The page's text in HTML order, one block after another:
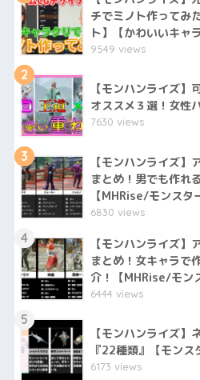
チでミノト作ってみ
ト】【かわいいキャ
9549 views
2
【モンハンライズ】
オススメ３選！女性
7630 views
3
【モンハンライズ
まとめ！男でも作れ
【MHRise/モンスタ
6830 views
4
【モンハンライズ
まとめ！女キャラで
介！【MHRise/モン
6444 views
5
【モンハンライズ】
『22種類』【モンス
6173 views